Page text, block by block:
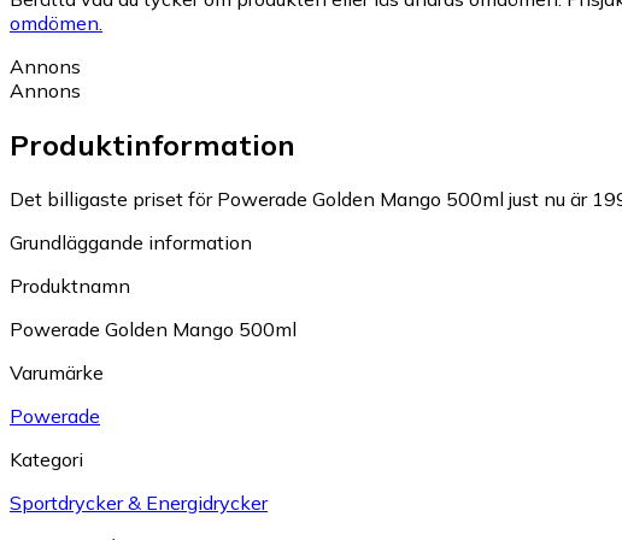
omdömen.
Annons
Annons
Produktinformation
Det billigaste priset för Powerade Golden Mango 500ml just nu är
Grundläggande information
Produktnamn
Powerade Golden Mango 500ml
Varumärke
Powerade
Kategori
Sportdrycker & Energidrycker